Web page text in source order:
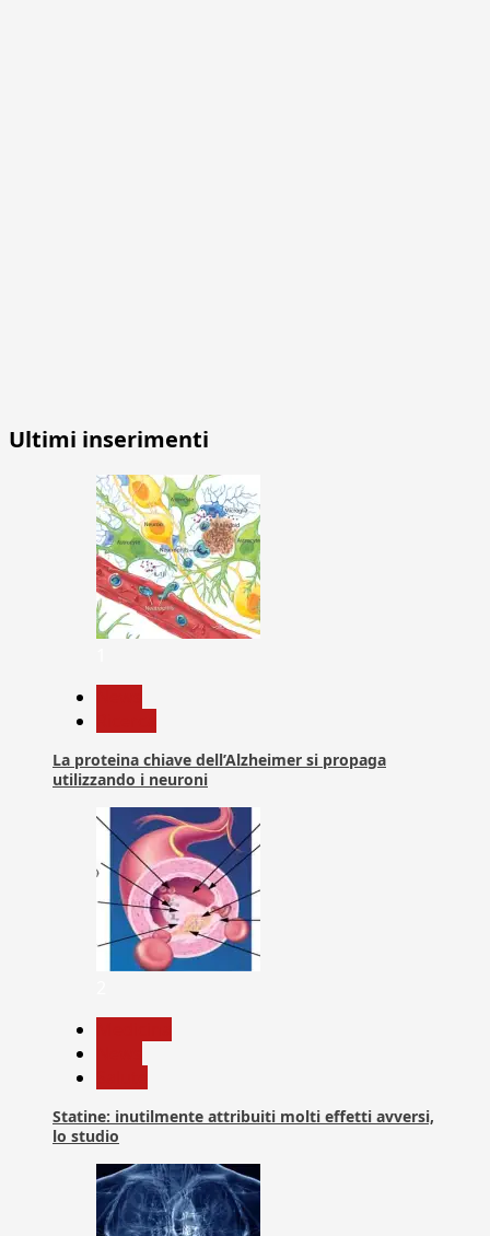
Ultimi inserimenti
La proteina chiave dell’Alzheimer si propaga
utilizzando i neuroni
Statine: inutilmente attribuiti molti effetti avversi,
lo studio